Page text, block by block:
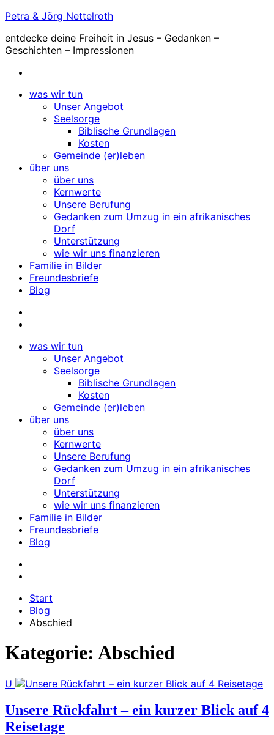
Zum
springen
Petra & Jörg Nettelroth
entdecke deine Freiheit in Jesus – Gedanken –
Geschichten – Impressionen
was wir tun
Unser Angebot
Seelsorge
Biblische Grundlagen
Kosten
Gemeinde (er)leben
über uns
über uns
Kernwerte
Unsere Berufung
Gedanken zum Umzug in ein afrikanisches
Dorf
Unterstützung
wie wir uns finanzieren
Familie in Bilder
Freundesbriefe
Blog
was wir tun
Unser Angebot
Seelsorge
Biblische Grundlagen
Kosten
Gemeinde (er)leben
über uns
über uns
Kernwerte
Unsere Berufung
Gedanken zum Umzug in ein afrikanisches
Dorf
Unterstützung
wie wir uns finanzieren
Familie in Bilder
Freundesbriefe
Blog
Start
Blog
Abschied
Kategorie: Abschied
U
Unsere Rückfahrt – ein kurzer Blick auf 4
Reisetage